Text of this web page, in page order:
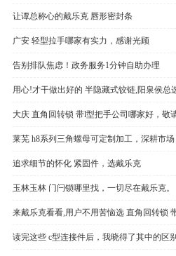
让谭总称心的戴乐克 唇形密封条
广安 轻型拉手哪家有实力，感谢光顾
告别排队焦虑！政务服务1分钟自助办理
用心!才干做出好的 半隐藏式铰链,阳泉侯总
大庆 直角回转锁 带l型把手公司哪家好，敬
莱芜 h8系列三角螺母可定制加工，深耕市场
追求细节的怀化 紧固件，选戴乐克
玉林玉林 门闩锁哪里找，一切尽在戴乐克。
来戴乐克看看,用户不用苦恼选 直角回转锁
读完这些 c型连接件后，我晓得了其中的区